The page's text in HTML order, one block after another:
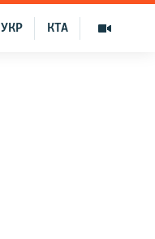
КТА
УКР